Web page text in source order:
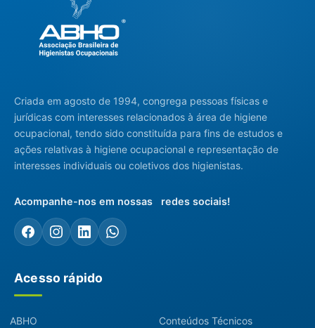
Criada em agosto de 1994, congrega pessoas físicas e
jurídicas com interesses relacionados à área de higiene
ocupacional, tendo sido constituída para fins de estudos e
ações relativas à higiene ocupacional e representação de
interesses individuais ou coletivos dos higienistas.
Acompanhe-nos em nossas redes sociais!
Acesso rápido
ABHO Conteúdos Técnicos